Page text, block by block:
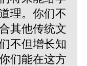
理。你们不
其他传统文
不但增长知
们能在这方